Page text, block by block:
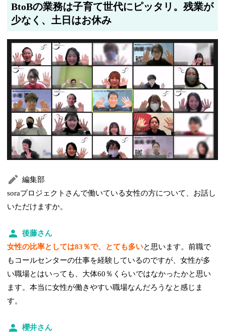
BtoBの業務は子育て世代にピッタリ。残業が
少なく、土日はお休み
編集部
soraプロジェクトさんで働いている女性の方について、お話し
いただけますか。
後藤さん
女性の比率としては83％で、とても多いと思います。前職で
もコールセンターの仕事を経験しているのですが、女性が多
い職場とはいっても、大体60％くらいではなかったかと思い
ます。本当に女性が働きやすい職場なんだろうなと感じま
す。
櫻井さん